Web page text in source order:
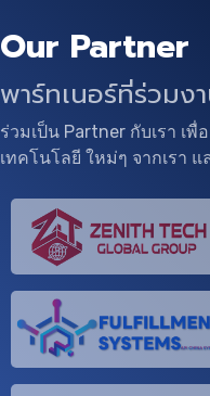
Our Partner
พาร์ทเนอร์ที่ร่วมง
ร่วมเป็น Partner กับเรา เ
เทคโนโลยี ใหม่ๆ จากเรา